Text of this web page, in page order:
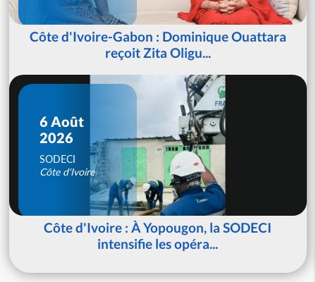
Côte d'Ivoire-Gabon : Dominique Ouattara
reçoit Zita Oligu...
6 Août
2026
SODECI
Côte d'Ivoire
Côte d'Ivoire : À Yopougon, la SODECI
intensifie les opéra...